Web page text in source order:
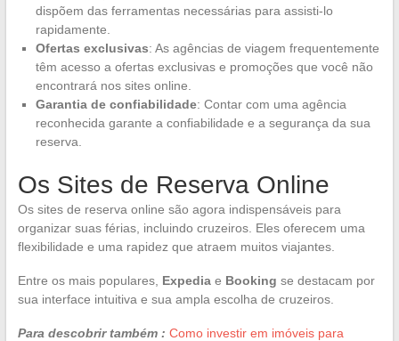
dispõem das ferramentas necessárias para assisti-lo
rapidamente.
Ofertas exclusivas: As agências de viagem frequentemente
têm acesso a ofertas exclusivas e promoções que você não
encontrará nos sites online.
Garantia de confiabilidade: Contar com uma agência
reconhecida garante a confiabilidade e a segurança da sua
reserva.
Os Sites de Reserva Online
Os sites de reserva online são agora indispensáveis para
organizar suas férias, incluindo cruzeiros. Eles oferecem uma
flexibilidade e uma rapidez que atraem muitos viajantes.
Entre os mais populares, Expediae Booking se destacam por
sua interface intuitiva e sua ampla escolha de cruzeiros.
Para descobrir também : Como investir em imóveis para